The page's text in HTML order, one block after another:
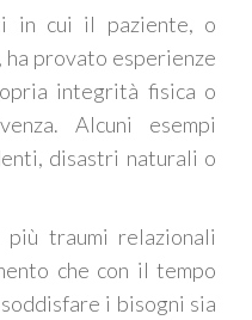
in cui il paziente, o
ha provato esperienze
integrità fisica o
. Alcuni esempi
disastri naturali o
traumi relazionali
che con il tempo
i bisogni sia